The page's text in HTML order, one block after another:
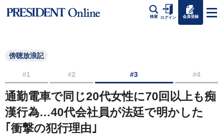
検索 ログイン 会員登録
傍聴放浪記
#1 #2 #3 #4
通勤電車で同じ20代女性に70回以上も痴
漢行為…40代会社員が法廷で明かした
｢衝撃の犯行理由｣